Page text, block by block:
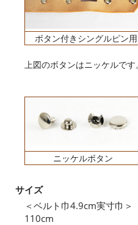
ボタン付きシングルピン用
上図のボタンはニッケルです。
ニッケルボタン
サイズ
＜ベルト巾4.9cm実寸巾
110cm